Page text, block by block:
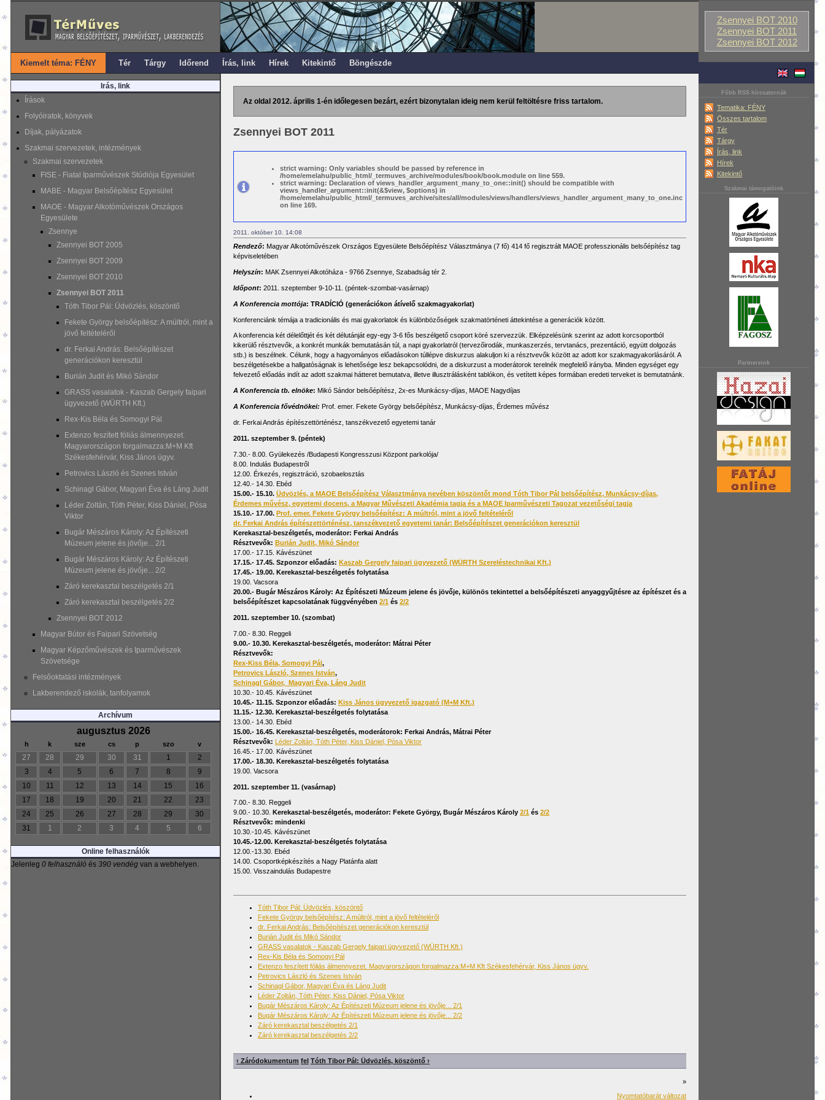
Zsennyei BOT 2010
Zsennyei BOT 2011
Zsennyei BOT 2012
Főbb RSS hírcsatornák
Tematika: FÉNY
Összes tartalom
Tér
Tárgy
Írás, link
Hírek
Kitekintő
Szakmai támogatóink
Partnereink
Kiemelt téma: FÉNY Tér Tárgy Időrend Írás, link Hírek Kitekintő Böngészde
Irás, link
Írások
Folyóiratok, könyvek
Díjak, pályázatok
Szakmai szervezetek, intézmények
Szakmai szervezetek
FISE - Fiatal Iparművészek Stúdiója Egyesület
MABE - Magyar Belsőépítész Egyesület
MAOE - Magyar Alkotóművészek Országos
Egyesülete
Zsennye
Zsennyei BOT 2005
Zsennyei BOT 2009
Zsennyei BOT 2010
Zsennyei BOT 2011
Tóth Tibor Pál: Üdvözlés, köszöntő
Fekete György belsőépítész: A múltról, mint a
jövő feltételéről
dr. Ferkai András: Belsőépítészet
generációkon keresztül
Burián Judit és Mikó Sándor
GRASS vasalatok - Kaszab Gergely faipari
ügyvezető (WÜRTH Kft.)
Rex-Kis Béla és Somogyi Pál
Extenzo feszített fóliás álmennyezet.
Magyarországon forgalmazza:M+M Kft
Székesfehérvár, Kiss János ügyv.
Petrovics László és Szenes István
Schinagl Gábor, Magyari Éva és Láng Judit
Léder Zoltán, Tóth Péter, Kiss Dániel, Pósa
Viktor
Bugár Mészáros Károly: Az Építészeti
Múzeum jelene és jövője... 2/1
Bugár Mészáros Károly: Az Építészeti
Múzeum jelene és jövője... 2/2
Záró kerekasztal beszélgetés 2/1
Záró kerekasztal beszélgetés 2/2
Zsennyei BOT 2012
Magyar Bútor és Faipari Szövetség
Magyar Képzőművészek és Iparművészek
Szövetsége
Felsőoktatási intézmények
Lakberendező iskolák, tanfolyamok
Archívum
augusztus 2026
h k sze cs p szo v
27 28 29 30 31 1
2
3
4 5 6 7 8
9
10
11 12 13 14 15
16
17
18 19 20 21 22
23
24
25 26 27 28 29
30
31
1 2 3 4 5 6
Online felhasználók
Jelenleg 0 felhasználó és 390 vendég van a webhelyen.
Az oldal 2012. április 1-én időlegesen bezárt, ezért bizonytalan ideig nem kerül feltöltésre friss tartalom.
Zsennyei BOT 2011
strict warning: Only variables should be passed by reference in
/home/emelahu/public_html/_termuves_archive/modules/book/book.module on line 559.
strict warning: Declaration of views_handler_argument_many_to_one::init() should be compatible with
views_handler_argument::init(&$view, $options) in
/home/emelahu/public_html/_termuves_archive/sites/all/modules/views/handlers/views_handler_argument_many_to_one.inc
on line 169.
2011. október 10. 14:08
Rendező: Magyar Alkotóművészek Országos Egyesülete Belsőépítész Választmánya (7 fő) 414 fő regisztrált MAOE professzionális belsőépítész tag
képviseletében
Helyszín: MAK Zsennyei Alkotóháza - 9766 Zsennye, Szabadság tér 2.
Időpont: 2011. szeptember 9-10-11. (péntek-szombat-vasárnap)
A Konferencia mottója: TRADÍCIÓ (generációkon átívelő szakmagyakorlat)
Konferenciánk témája a tradicionális és mai gyakorlatok és különbözőségek szakmatörténeti áttekintése a generációk között.
A konferencia két délelőttjét és két délutánját egy-egy 3-6 fős beszélgető csoport köré szervezzük. Elképzelésünk szerint az adott korcsoportból
kikerülő résztvevők, a konkrét munkák bemutatásán túl, a napi gyakorlatról (tervezőirodák, munkaszerzés, tervtanács, prezentáció, együtt dolgozás
stb.) is beszélnek. Célunk, hogy a hagyományos előadásokon túllépve diskurzus alakuljon ki a résztvevők között az adott kor szakmagyakorlásáról. A
beszélgetésekbe a hallgatóságnak is lehetősége lesz bekapcsolódni, de a diskurzust a moderátorok terelnék megfelelő irányba. Minden egységet egy
felvezető előadás indít az adott szakmai hátteret bemutatva, illetve illusztrálásként tablókon, és vetített képes formában eredeti terveket is bemutatnánk.
A Konferencia tb. elnöke: Mikó Sándor belsőépítész, 2x-es Munkácsy-díjas, MAOE Nagydíjas
A Konferencia fővédnökei: Prof. emer. Fekete György belsőépítész, Munkácsy-díjas, Érdemes művész
dr. Ferkai András építészettörténész, tanszékvezető egyetemi tanár
2011. szeptember 9. (péntek)
7.30.- 8.00. Gyülekezés /Budapesti Kongresszusi Központ parkolója/
8.00. Indulás Budapestről
12.00. Érkezés, regisztráció, szobaelosztás
12.40.- 14.30. Ebéd
15.00.- 15.10. Üdvözlés, a MAOE Belsőépítész Választmánya nevében köszöntőt mond Tóth Tibor Pál belsőépítész, Munkácsy-díjas,
Érdemes művész, egyetemi docens, a Magyar Művészeti Akadémia tagja és a MAOE Iparművészeti Tagozat vezetőségi tagja
15.10.- 17.00. Prof. emer. Fekete György belsőépítész: A múltról, mint a jövő feltételéről
dr. Ferkai András építészettörténész, tanszékvezető egyetemi tanár: Belsőépítészet generációkon keresztül
Kerekasztal-beszélgetés, moderátor: Ferkai András
Résztvevők: Burián Judit, Mikó Sándor
17.00.- 17.15. Kávészünet
17.15.- 17.45. Szponzor előadás: Kaszab Gergely faipari ügyvezető (WÜRTH Szereléstechnikai Kft.)
17.45.- 19.00. Kerekasztal-beszélgetés folytatása
19.00. Vacsora
20.00.- Bugár Mészáros Károly: Az Építészeti Múzeum jelene és jövője, különös tekintettel a belsőépítészeti anyaggyűjtésre az építészet és a
belsőépítészet kapcsolatának függvényében 2/1 és 2/2
2011. szeptember 10. (szombat)
7.00.- 8.30. Reggeli
9.00.- 10.30. Kerekasztal-beszélgetés, moderátor: Mátrai Péter
Résztvevők:
Rex-Kiss Béla, Somogyi Pál,
Petrovics László, Szenes István,
Schinagl Gábor, Magyari Éva, Láng Judit
10.30.- 10.45. Kávészünet
10.45.- 11.15. Szponzor előadás: Kiss János ügyvezető igazgató (M+M Kft.)
11.15.- 12.30. Kerekasztal-beszélgetés folytatása
13.00.- 14.30. Ebéd
15.00.- 16.45. Kerekasztal-beszélgetés, moderátorok: Ferkai András, Mátrai Péter
Résztvevők: Léder Zoltán, Tóth Péter, Kiss Dániel, Pósa Viktor
16.45.- 17.00. Kávészünet
17.00.- 18.30. Kerekasztal-beszélgetés folytatása
19.00. Vacsora
2011. szeptember 11. (vasárnap)
7.00.- 8.30. Reggeli
9.00.- 10.30. Kerekasztal-beszélgetés, moderátor: Fekete György, Bugár Mészáros Károly 2/1 és 2/2
Résztvevők: mindenki
10.30.-10.45. Kávészünet
10.45.-12.00. Kerekasztal-beszélgetés folytatása
12.00.-13.30. Ebéd
14.00. Csoportképkészítés a Nagy Platánfa alatt
15.00. Visszaindulás Budapestre
Tóth Tibor Pál: Üdvözlés, köszöntő
Fekete György belsőépítész: A múltról, mint a jövő feltételéről
dr. Ferkai András: Belsőépítészet generációkon keresztül
Burián Judit és Mikó Sándor
GRASS vasalatok - Kaszab Gergely faipari ügyvezető (WÜRTH Kft.)
Rex-Kis Béla és Somogyi Pál
Extenzo feszített fóliás álmennyezet. Magyarországon forgalmazza:M+M Kft Székesfehérvár, Kiss János ügyv.
Petrovics László és Szenes István
Schinagl Gábor, Magyari Éva és Láng Judit
Léder Zoltán, Tóth Péter, Kiss Dániel, Pósa Viktor
Bugár Mészáros Károly: Az Építészeti Múzeum jelene és jövője... 2/1
Bugár Mészáros Károly: Az Építészeti Múzeum jelene és jövője... 2/2
Záró kerekasztal beszélgetés 2/1
Záró kerekasztal beszélgetés 2/2
‹ Záródokumentum fel Tóth Tibor Pál: Üdvözlés, köszöntő ›
»
Nyomtatóbarát változat